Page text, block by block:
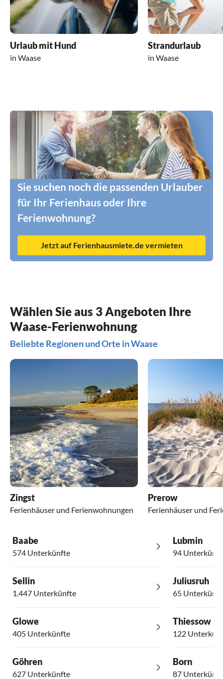
Urlaub mit Hund
in Waase
Strandurlaub
in Waase
Sie suchen noch die passenden Urlauber
für Ihr Ferienhaus oder Ihre
Ferienwohnung?
Jetzt auf Ferienhausmiete.de vermieten
Wählen Sie aus 3 Angeboten Ihre
Waase-Ferienwohnung
Beliebte Regionen und Orte in Waase
Zingst
Ferienhäuser und Ferienwohnungen
Prerow
Ferienhäuser und
Baabe
574 Unterkünfte
Sellin
1.447 Unterkünfte
Glowe
405 Unterkünfte
Göhren
627 Unterkünfte
Lubmin
94
Juliusruh
65
Thiessow
122
Born
87